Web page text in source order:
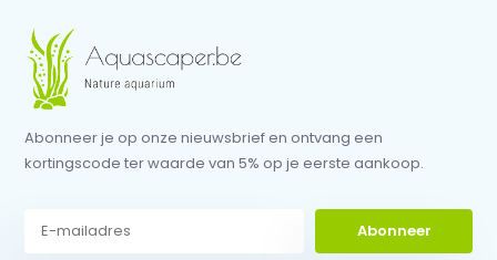
Abonneer je op onze nieuwsbrief en ontvang een
kortingscode ter waarde van 5% op je eerste aankoop.
Abonneer